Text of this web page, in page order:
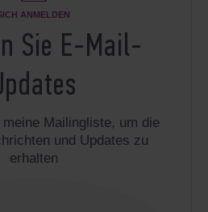
ANMELDEN
Sie E-Mail-
Mailingliste, um die
und Updates zu
erhalten